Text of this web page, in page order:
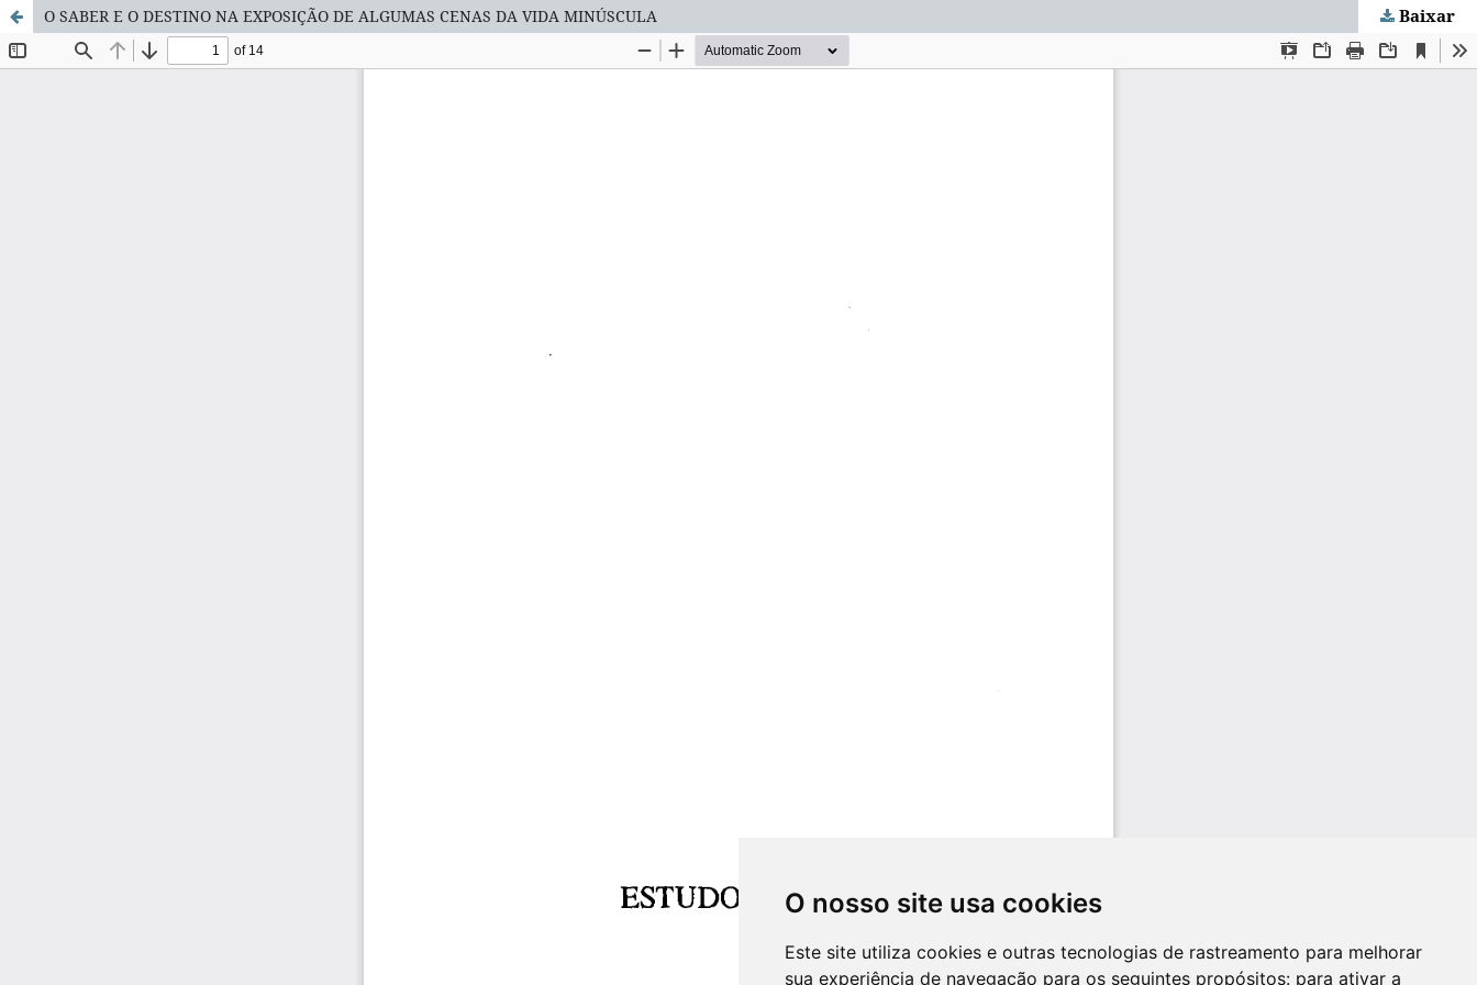
O nosso site usa cookies
Este site utiliza cookies e outras tecnologias de rastreamento para melhorar
sua experiência de navegação para os seguintes propósitos: para ativar a
O SABER E O DESTINO NA EXPOSIÇÃO DE ALGUMAS CENAS DA VIDA MINÚSCULA Baixar